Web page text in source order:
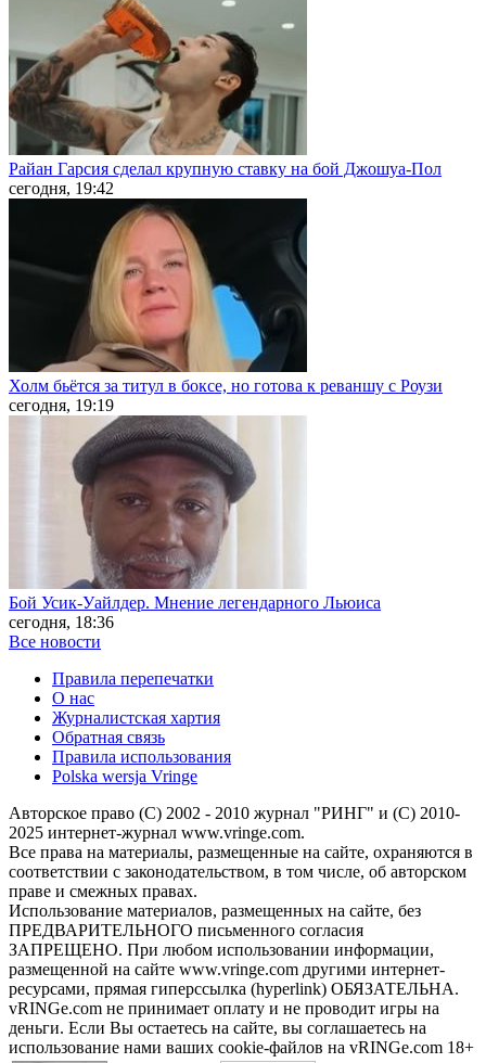
Райан Гарсия сделал крупную ставку на бой Джошуа-Пол
сегодня, 19:42
Холм бьётся за титул в боксе, но готова к реваншу с Роузи
сегодня, 19:19
Бой Усик-Уайлдер. Мнение легендарного Льюиса
сегодня, 18:36
Все новости
Правила перепечатки
О нас
Журналистская хартия
Обратная связь
Правила использования
Polska wersja Vringe
Авторское право (С) 2002 - 2010 журнал "РИНГ" и (С) 2010-
2025 интернет-журнал www.vringe.com.
Все права на материалы, размещенные на сайте, охраняются в
соответствии с законодательством, в том числе, об авторском
праве и смежных правах.
Использование материалов, размещенных на сайте, без
ПРЕДВАРИТЕЛЬНОГО письменного согласия
ЗАПРЕЩЕНО. При любом использовании информации,
размещенной на сайте www.vringe.com другими интернет-
ресурсами, прямая гиперссылка (hyperlink) ОБЯЗАТЕЛЬНА.
vRINGe.com не принимает оплату и не проводит игры на
деньги. Если Вы остаетесь на сайте, вы соглашаетесь на
использование нами ваших cookie-файлов на vRINGe.com 18+